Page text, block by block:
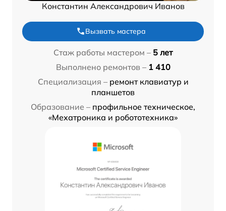
Константин Александрович Иванов
Вызвать мастера
Стаж работы мастером – 5 лет
Выполнено ремонтов – 1 410
Специализация – ремонт клавиатур и
планшетов
Образование – профильное техническое,
«Мехатроника и робототехника»